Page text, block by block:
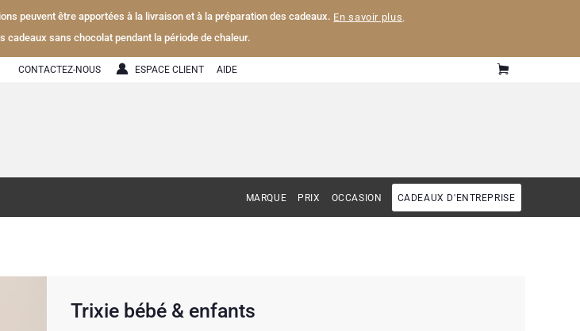
peuvent être apportées à la livraison et à la préparation des cadeaux. En savoir plus.
cadeaux sans chocolat pendant la période de chaleur.
CONTACTEZ-NOUS ESPACE CLIENT AIDE
MARQUE PRIX OCCASION CADEAUX D'ENTREPRISE
Trixie bébé & enfants